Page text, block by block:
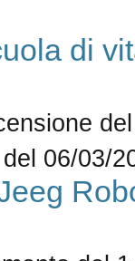
di
06/03/